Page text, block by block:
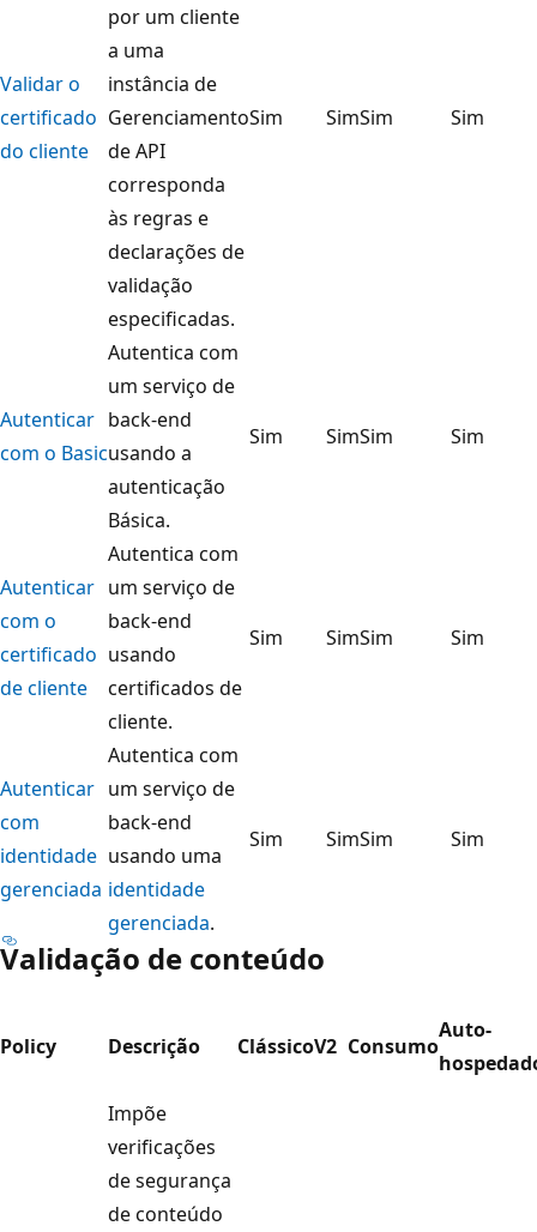
Validar o
certificado
do cliente
por um cliente
a uma
instância de
Gerenciamento
de API
corresponda
às regras e
declarações de
validação
especificadas.
Sim SimSim Sim
Autenticar
com o Basic
Autentica com
um serviço de
back-end
usando a
autenticação
Básica.
Sim SimSim Sim
Autenticar
com o
certificado
de cliente
Autentica com
um serviço de
back-end
usando
certificados de
cliente.
Sim SimSim Sim
Autenticar
com
identidade
gerenciada
Autentica com
um serviço de
back-end
usando uma
identidade
gerenciada.
Sim SimSim Sim
Validação de conteúdo
Policy Descrição ClássicoV2 Consumo
Auto-
Impõe
verificações
de segurança
de conteúdo